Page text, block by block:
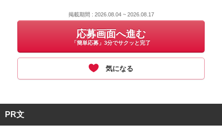
掲載期間 : 2026.08.04 ~ 2026.08.17
応募画面へ進む
「簡単応募」3分でサクッと完了
気になる
PR文